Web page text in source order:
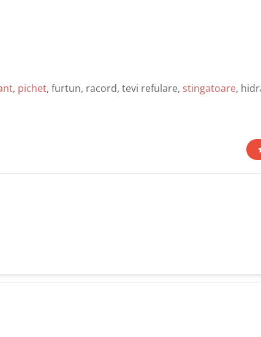
, pichet, furtun, racord, tevi refulare, stingatoare,